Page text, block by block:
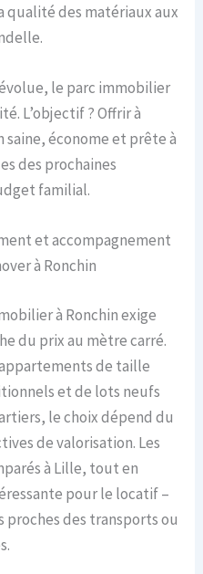
des matériaux aux
le parc immobilier
L’objectif ? Offrir à
économe et prête à
des prochaines
familial.
et accompagnement
à Ronchin
à Ronchin exige
du prix au mètre carré.
de taille
et de lots neufs
le choix dépend du
de valorisation. Les
à Lille, tout en
pour le locatif –
proches des transports ou